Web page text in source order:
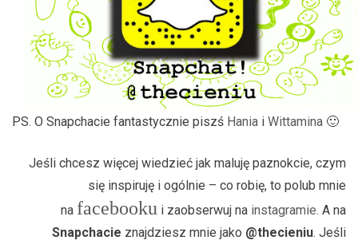
PS. O Snapchacie fantastycznie piszś Hania i Wittamina 🙂
Jeśli chcesz więcej wiedzieć jak maluję paznokcie, czym
się inspiruję i ogólnie – co robię, to polub mnie
na facebooku i zaobserwuj na instagramie. A na
Snapchacie znajdziesz mnie jako @thecieniu. Jeśli